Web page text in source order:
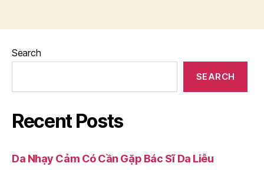
Search
SEARCH
Recent Posts
Da Nhạy Cảm Có Cần Gặp Bác Sĩ Da Liễu